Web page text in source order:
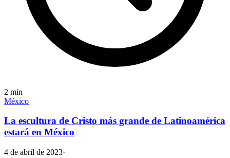
2 min
México
La escultura de Cristo más grande de Latinoamérica
estará en México
4 de abril de 2023·